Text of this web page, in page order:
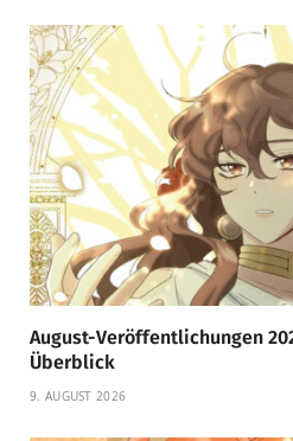
August-Veröffentlichungen
Überblick
9. AUGUST 2026